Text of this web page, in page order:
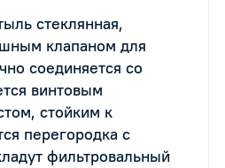
стеклянная,
клапаном для
соединяется со
винтовым
стойким к
перегородка с
фильтровальный